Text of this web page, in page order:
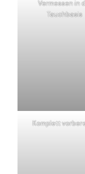
Vermessen in
Tauchbasis
Komplett